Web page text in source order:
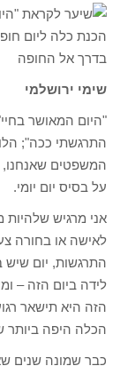
הכנת כלה ליום
בדרך אל החופה
שימי ירושלמי
"היום המאושר
התרגשתי ככה";
המשפטים שאנחנו,
על בסיס יום יומי.
אני מרגיש
לאישה או בחורה
התרגשות, יום שיש
לידה ביום הזה –
הזה היא תישאר
הכלה היפה ביותר
כבר שמונה שנים